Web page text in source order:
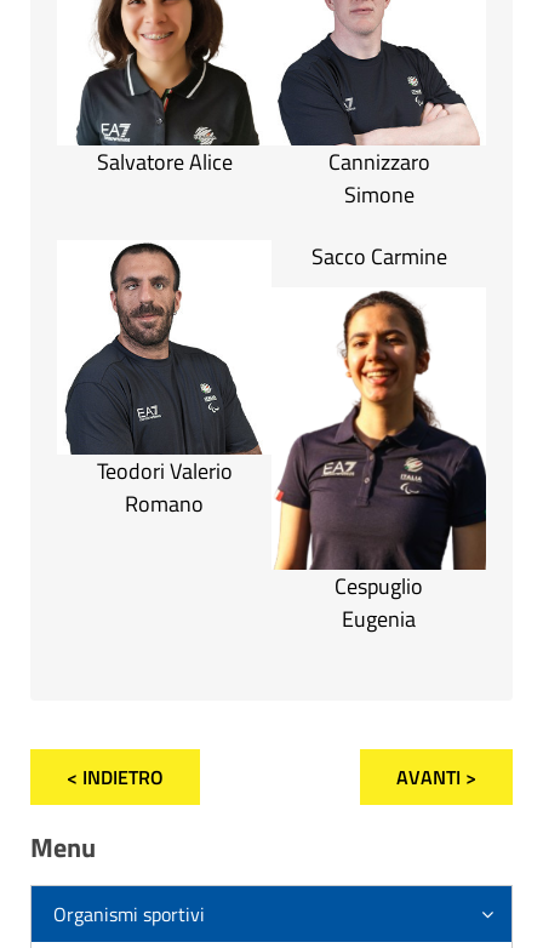
Salvatore Alice
Cannizzaro
Simone
Teodori Valerio
Romano
Sacco Carmine
Cespuglio
Eugenia
< INDIETRO AVANTI >
Menu
Organismi sportivi